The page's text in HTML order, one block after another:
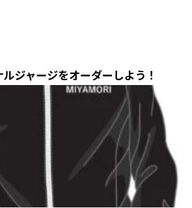
ジャージをオーダーしよう！